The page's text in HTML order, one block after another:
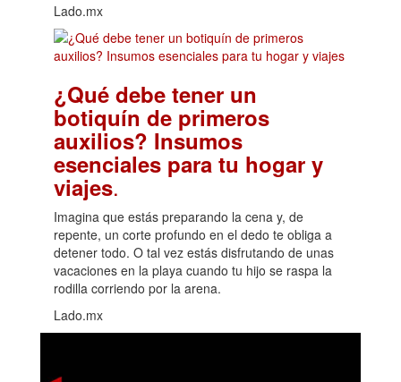
Lado.mx
¿Qué debe tener un
botiquín de primeros
auxilios? Insumos
esenciales para tu hogar y
viajes.
Imagina que estás preparando la cena y, de
repente, un corte profundo en el dedo te obliga a
detener todo. O tal vez estás disfrutando de unas
vacaciones en la playa cuando tu hijo se raspa la
rodilla corriendo por la arena.
Lado.mx